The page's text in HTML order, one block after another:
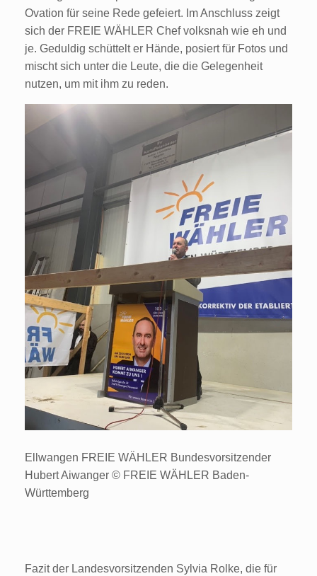
Ovation für seine Rede gefeiert. Im Anschluss zeigt
sich der FREIE WÄHLER Chef volksnah wie eh und
je. Geduldig schüttelt er Hände, posiert für Fotos und
mischt sich unter die Leute, die die Gelegenheit
nutzen, um mit ihm zu reden.
Ellwangen FREIE WÄHLER Bundesvorsitzender
Hubert Aiwanger © FREIE WÄHLER Baden-
Württemberg
Fazit der Landesvorsitzenden Sylvia Rolke, die für